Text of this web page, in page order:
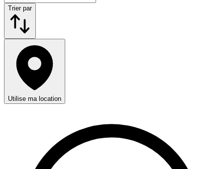
Trier par
Utilise ma location